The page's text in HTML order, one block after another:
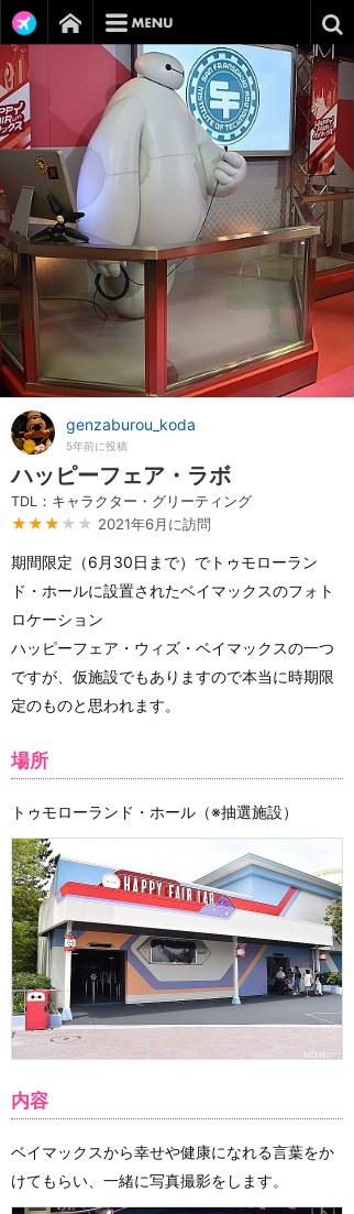
genzaburou_koda
5年前に投稿
ハッピーフェア・ラボ
TDL：キャラクター・グリーティング
★★★ ★★ 2021年6月に訪問
期間限定（6月30日まで）でトゥモローラン
ド・ホールに設置されたベイマックスのフォト
ロケーション
ハッピーフェア・ウィズ・ベイマックスの一つ
ですが、仮施設でもありますので本当に時期限
定のものと思われます。
場所
トゥモローランド・ホール（※抽選施設）
内容
ベイマックスから幸せや健康になれる言葉をか
けてもらい、一緒に写真撮影をします。